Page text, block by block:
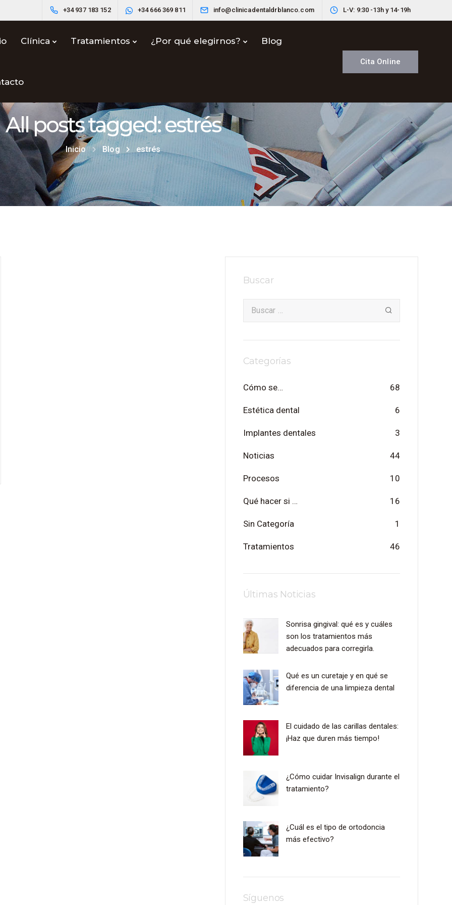
+34 937 183 152 +34 666 369 811 info@clinicadentaldrblanco.com L-V: 9:30 -13h y 14-19h
Clínica Tratamientos ¿Por qué elegirnos? Blog
Cita Online
All posts tagged: estrés
Inicio Blog estrés
Buscar
Categorías
Cómo se… 68
Estética dental 6
Implantes dentales 3
Noticias 44
Procesos 10
Qué hacer si … 16
Sin Categoría 1
Tratamientos 46
Últimas Noticias
Sonrisa gingival: qué es y cuáles
son los tratamientos más
adecuados para corregirla.
Qué es un curetaje y en qué se
diferencia de una limpieza dental
El cuidado de las carillas dentales:
¡Haz que duren más tiempo!
¿Cómo cuidar Invisalign durante el
tratamiento?
¿Cuál es el tipo de ortodoncia
más efectivo?
Síguenos